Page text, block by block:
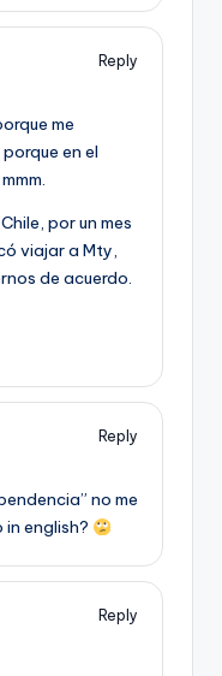
Reply
me
en el
por un mes
viajar a Mty,
de acuerdo.
Reply
no me
english?
Reply